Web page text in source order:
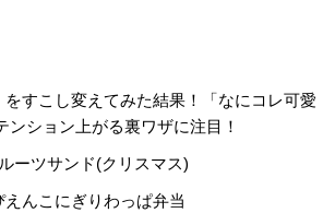
すこし変えてみた結果！「なにコレ可愛
ション上がる裏ワザに注目！
ーツサンド(クリスマス)
んこにぎりわっぱ弁当